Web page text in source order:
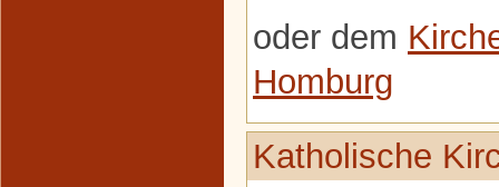
oder dem
Homburg
Katholische